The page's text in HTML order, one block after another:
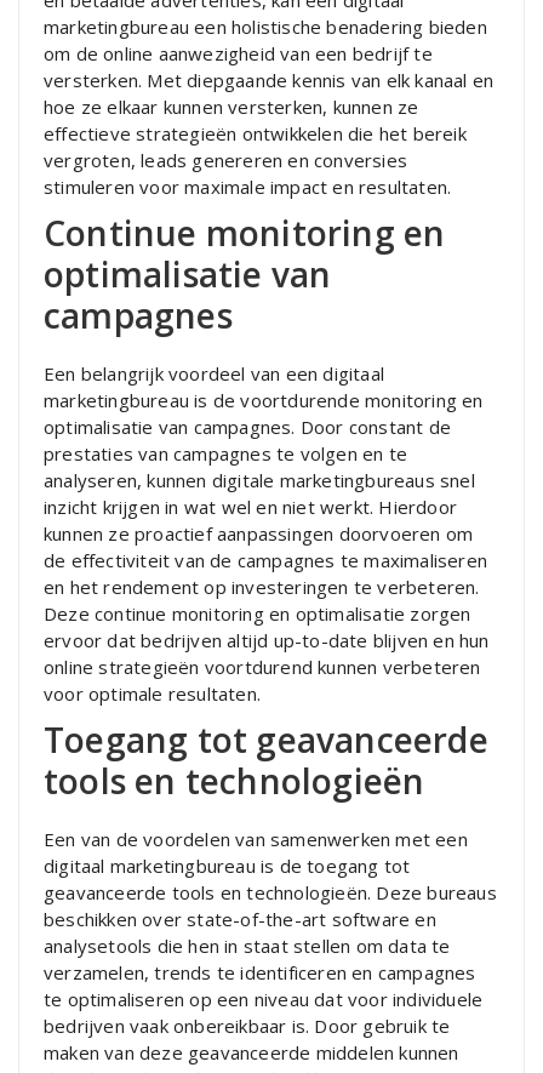
marketingbureau een holistische benadering bieden
om de online aanwezigheid van een bedrijf te
versterken. Met diepgaande kennis van elk kanaal en
hoe ze elkaar kunnen versterken, kunnen ze
effectieve strategieën ontwikkelen die het bereik
vergroten, leads genereren en conversies
stimuleren voor maximale impact en resultaten.
Continue monitoring en
optimalisatie van
campagnes
Een belangrijk voordeel van een digitaal
marketingbureau is de voortdurende monitoring en
optimalisatie van campagnes. Door constant de
prestaties van campagnes te volgen en te
analyseren, kunnen digitale marketingbureaus snel
inzicht krijgen in wat wel en niet werkt. Hierdoor
kunnen ze proactief aanpassingen doorvoeren om
de effectiviteit van de campagnes te maximaliseren
en het rendement op investeringen te verbeteren.
Deze continue monitoring en optimalisatie zorgen
ervoor dat bedrijven altijd up-to-date blijven en hun
online strategieën voortdurend kunnen verbeteren
voor optimale resultaten.
Toegang tot geavanceerde
tools en technologieën
Een van de voordelen van samenwerken met een
digitaal marketingbureau is de toegang tot
geavanceerde tools en technologieën. Deze bureaus
beschikken over state-of-the-art software en
analysetools die hen in staat stellen om data te
verzamelen, trends te identificeren en campagnes
te optimaliseren op een niveau dat voor individuele
bedrijven vaak onbereikbaar is. Door gebruik te
maken van deze geavanceerde middelen kunnen